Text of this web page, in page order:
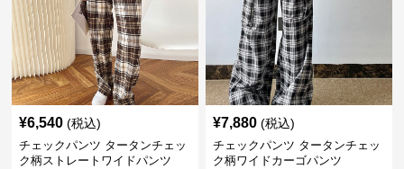
¥6,540 (税込)
チェックパンツ タータンチェッ
ク柄ストレートワイドパンツ
¥7,880 (税込)
チェックパンツ タータンチェッ
ク柄ワイドカーゴパンツ